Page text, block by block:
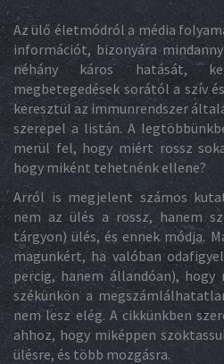
Az ülő életmódról a média
információt, bizonyára
néhány káros hatását,
megbetegedések sorától a szív
keresztül az immunrendszer
szerepel a listán. A
merül fel, hogy miért rossz
hogy miként tehetnénk ellene?
Arról is megjelent számos
nem az ülés a rossz, hanem
tárgyon) ülés, és ennek módja.
magunkért, ha valóban
percig, hanem állandóan),
székünkön a
nem lesz elég. A cikkünkben
ahhoz, hogy miképpen
ülésre, és több mozgásra.